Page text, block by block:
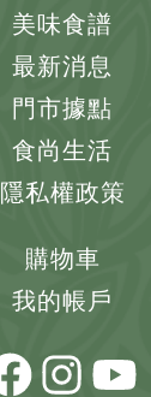
美味食譜
最新消息
門市據點
食尚生活
隱私權政策
購物車
我的帳戶